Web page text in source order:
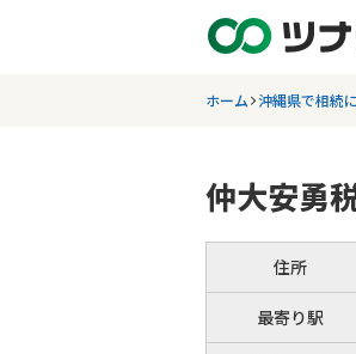
ホーム 沖縄県で相続
仲大安勇
住所
最寄り駅